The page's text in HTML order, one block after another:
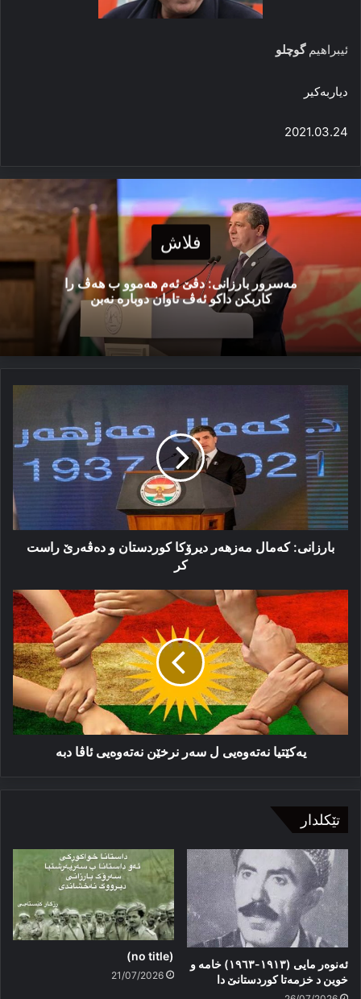
ئیبراهیم گوچلو
دیاربه‌کیر
2021.03.24
فلاش
مەسرور بارزانی: دڤێ ئەم هەموو ب هەڤ را
کاربکن داکو ئەڤ تاوان دوبارە نەبن
بارزانی:
كەمال
مەزھەر
دیرۆكا
كوردستان
و
دەڤەرێ
راست
كر
بارزانی: كەمال مەزھەر دیرۆكا كوردستان و دەڤەرێ راست
كر
یه‌کێتیا
نه‌ته‌وەیی
ل
سه‌ر
نرخێن
نه‌ته‌وەیی
ئاڤا
دبە
یه‌کێتیا نه‌ته‌وەیی ل سه‌ر نرخێن نه‌ته‌وەیی ئاڤا دبە
تێکلدار
ئەنوەر مایی (١٩١٣-١٩٦٣) خامە و
خوین د خزمەتا کوردستانێ دا
(no title)
21/07/2026